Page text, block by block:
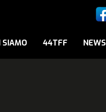
SIAMO 44TFF NEWS